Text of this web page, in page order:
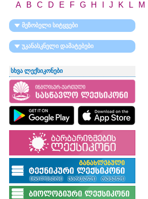
A B C D E F G H J K L M
მეზობელი სიტყვები
უკანასკნელი დამატებები
სხვა ლექსიკონები